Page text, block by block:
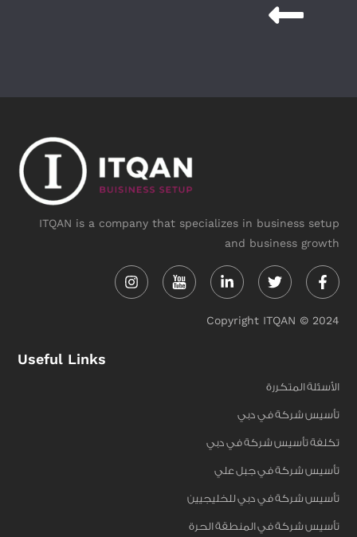
ITQAN is a company that specializes in business setup
and business growth
in f
Copyright ITQAN © 2024
Useful Links
الأسئلة المتكررة
تأسيس شركة في دبي
تكلفة تأسيس شركة في دبي
تأسيس شركة في جبل علي
تأسيس شركة في دبي للخليجيين
تأسيس شركة في المنطقة الحرة